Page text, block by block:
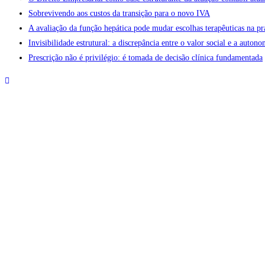
Sobrevivendo aos custos da transição para o novo IVA
A avaliação da função hepática pode mudar escolhas terapêuticas na
Invisibilidade estrutural: a discrepância entre o valor social e a
Prescrição não é privilégio: é tomada de decisão clínica fundamentada